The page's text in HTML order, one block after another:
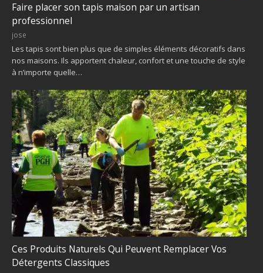
Faire placer son tapis maison par un artisan
professionnel
jose
Les tapis sont bien plus que de simples éléments décoratifs dans
nos maisons. Ils apportent chaleur, confort et une touche de style
à n’importe quelle…
Ces Produits Naturels Qui Peuvent Remplacer Vos
Détergents Classiques